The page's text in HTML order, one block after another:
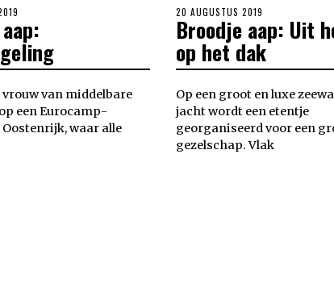
vrouw van middelbare
een Eurocamp-
waar alle
POSTED
ON
20 AUGUSTUS 2019
Broodje aap: Uit
op het dak
Op een groot en luxe
jacht wordt een etentje
georganiseerd voor een
gezelschap. Vlak